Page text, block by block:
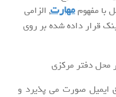
با مفهوممهارت, الزامی
قرار داده شده بر روی
ایمیل صورت می پذیرد و